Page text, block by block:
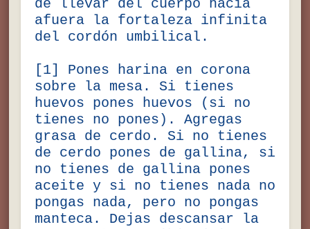
de llevar del cuerpo hacia
afuera la fortaleza infinita
del cordón umbilical.
[1] Pones harina en corona
sobre la mesa. Si tienes
huevos pones huevos (si no
tienes no pones). Agregas
grasa de cerdo. Si no tienes
de cerdo pones de gallina, si
no tienes de gallina pones
aceite y si no tienes nada no
pongas nada, pero no pongas
manteca. Dejas descansar la